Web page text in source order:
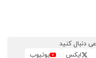
دنبال کنید
ایکس یوتیوب